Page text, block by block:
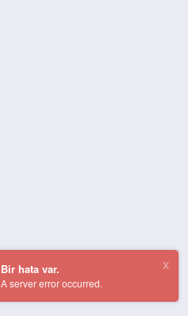
Bir hata var.
A server error occurred.